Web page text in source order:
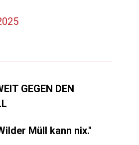
GEGEN DEN
Müll kann nix."